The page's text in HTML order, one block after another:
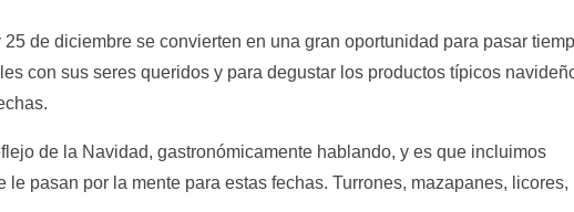
de diciembre se convierten en una gran oportunidad para pasar
con sus seres queridos y para degustar los productos típicos
de la Navidad, gastronómicamente hablando, y es que incluimos
pasan por la mente para estas fechas. Turrones, mazapanes, licores,